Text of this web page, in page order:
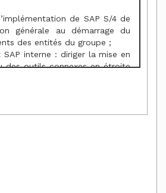
de SAP S/4 de
générale au démarrage du
des entités du groupe ;
interne : diriger la mise en
outils connexes en étroite
dans la définition des besoins